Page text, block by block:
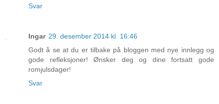
Svar
Ingar 29. desember 2014 kl. 16:46
Godt å se at du er tilbake på bloggen med nye innlegg og
gode refleksjoner! Ønsker deg og dine fortsatt gode
romjulsdager!
Svar